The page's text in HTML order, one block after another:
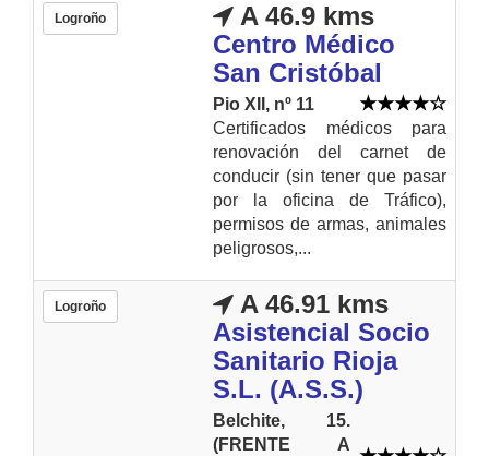
Logroño
A 46.9 kms
Centro Médico
San Cristóbal
Pio XII, nº 11
Certificados médicos para
renovación del carnet de
conducir (sin tener que pasar
por la oficina de Tráfico),
permisos de armas, animales
peligrosos,...
Logroño
A 46.91 kms
Asistencial Socio
Sanitario Rioja
S.L. (A.S.S.)
Belchite, 15.
(FRENTE A